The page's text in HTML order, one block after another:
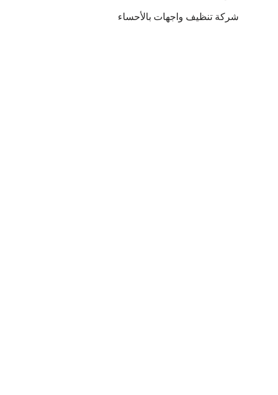
شركة تنظيف واجهات بالأحساء